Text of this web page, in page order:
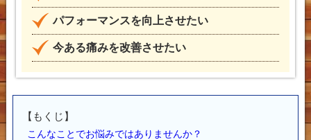
パフォーマンスを向上させたい
今ある痛みを改善させたい
【もくじ】
こんなことでお悩みではありませんか？